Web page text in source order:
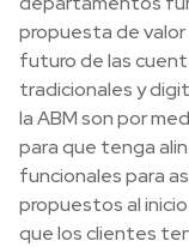
propuesta de valor
futuro de las
tradicionales y
la ABM son por
para que tenga
funcionales para
propuestos al
que los clientes